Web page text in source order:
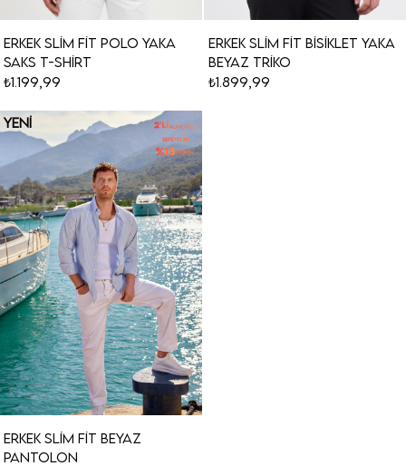
Erkek Slim Fit Polo Yaka
Saks T-Shirt
₺1.199,99
Erkek Slim Fit Bisiklet Yaka
Beyaz Triko
₺1.899,99
Erkek Slim Fit Beyaz
Pantolon
YENI